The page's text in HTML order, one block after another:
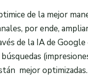
de la mejor
por ende,
de la IA de
mejor